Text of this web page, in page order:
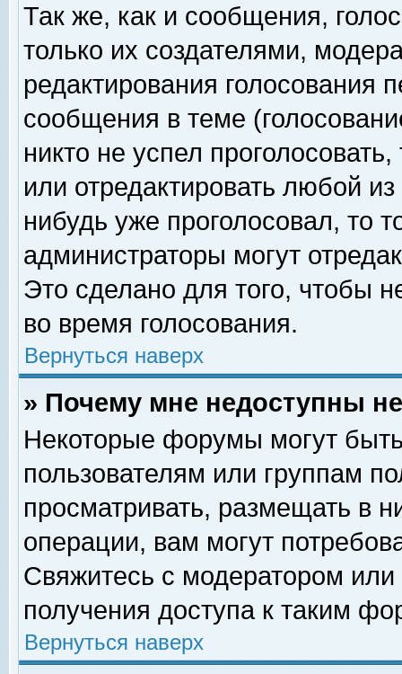
Так же, как и сообщения,
только их создателями,
редактирования голосования
сообщения в теме
никто не успел
или отредактировать любой
нибудь уже проголосовал, то
администраторы могут
Это сделано для того, чтобы
во время голосования.
Вернуться наверх
» Почему мне недоступны
Некоторые форумы могут
пользователям или группам
просматривать, размещать в
операции, вам могут
Свяжитесь с модератором
получения доступа к таким
Вернуться наверх